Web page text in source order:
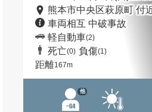
熊本市中央区萩原町 付
車両相互 中破事故
軽自動車(2)
死亡(0) 負傷(1)
距離167m
他